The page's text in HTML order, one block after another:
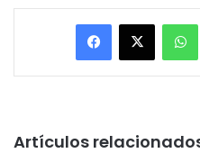
Facebook
X
Artículos